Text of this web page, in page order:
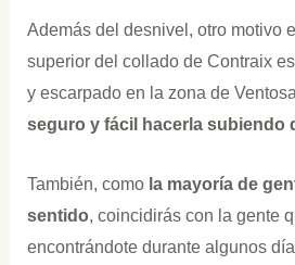
Además del desnivel, otro motivo
superior del collado de Contraix
y escarpado en la zona de
seguro y fácil hacerla subiendo
También, como la mayoría de
sentido, coincidirás con la gente
encontrándote durante algunos